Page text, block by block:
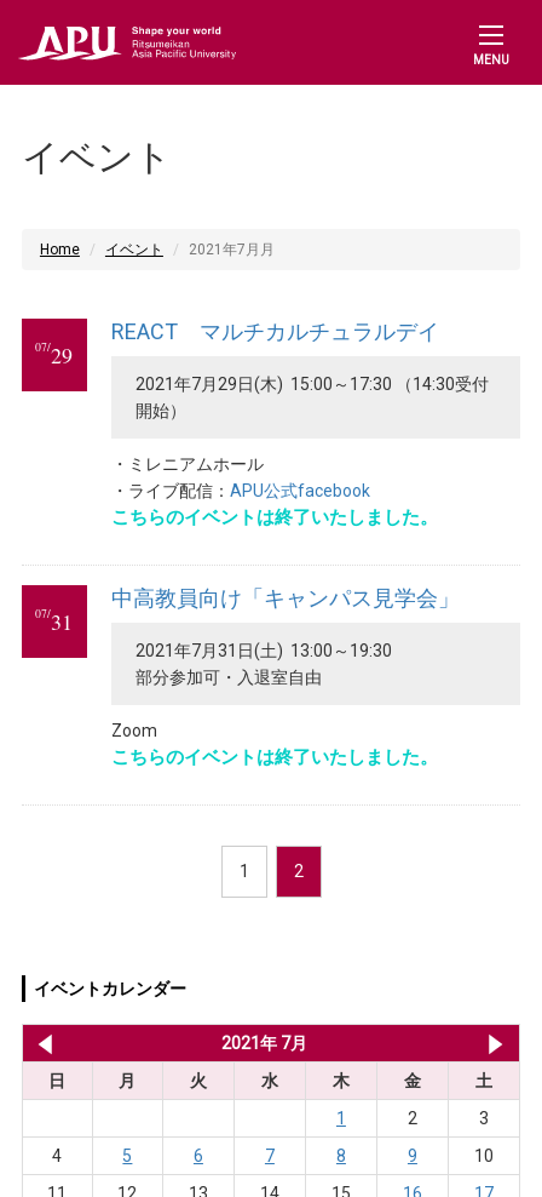
MENU
イベント
Home イベント 2021年7月月
07/29
REACT マルチカルチュラルデイ
2021年7月29日(木) 15:00～17:30 （14:30受付
開始）
・ミレニアムホール
・ライブ配信： APU公式facebook
こちらのイベントは終了いたしました。
07/31
中高教員向け「キャンパス見学会」
2021年7月31日(土) 13:00～19:30
部分参加可・入退室自由
Zoom
こちらのイベントは終了いたしました。
1 2
イベントカレンダー
2021年 7月
日
月 火 水 木 金
土
1
2
3
4
5 6 7 8 9
10